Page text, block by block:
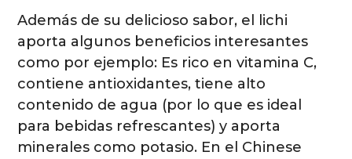
Además de su delicioso sabor, el lichi
aporta algunos beneficios interesantes
como por ejemplo: Es rico en vitamina C,
contiene antioxidantes, tiene alto
contenido de agua (por lo que es ideal
para bebidas refrescantes) y aporta
minerales como potasio. En el Chinese